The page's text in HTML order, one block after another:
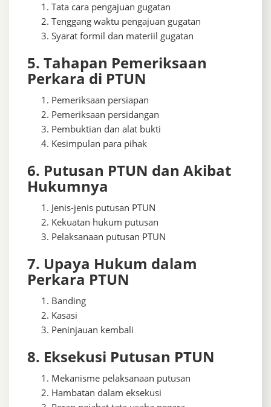
Tata cara pengajuan gugatan
Tenggang waktu pengajuan gugatan
Syarat formil dan materiil gugatan
5. Tahapan Pemeriksaan
Perkara di PTUN
Pemeriksaan persiapan
Pemeriksaan persidangan
Pembuktian dan alat bukti
Kesimpulan para pihak
6. Putusan PTUN dan Akibat
Hukumnya
Jenis-jenis putusan PTUN
Kekuatan hukum putusan
Pelaksanaan putusan PTUN
7. Upaya Hukum dalam
Perkara PTUN
Banding
Kasasi
Peninjauan kembali
8. Eksekusi Putusan PTUN
Mekanisme pelaksanaan putusan
Hambatan dalam eksekusi